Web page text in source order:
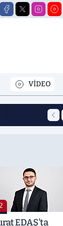
VİDEO
12:39
EDAŞ'ta